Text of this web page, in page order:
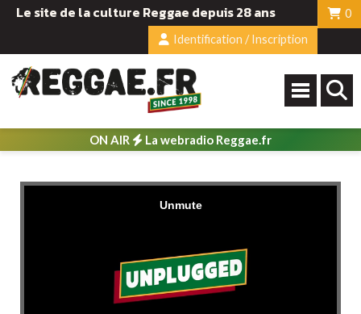
Le site de la culture Reggae depuis 28 ans
0
Identification / Inscription
ON AIR La webradio Reggae.fr